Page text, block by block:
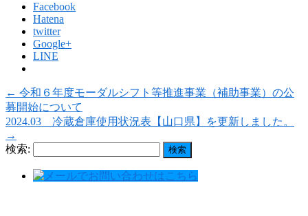
Facebook
Hatena
twitter
Google+
LINE
← 令和６年度モーダルシフト等推進事業（補助事業）の公
募開始について
2024.03 冷蔵倉庫使用状況表【山口県】を更新しました。
→
検索: